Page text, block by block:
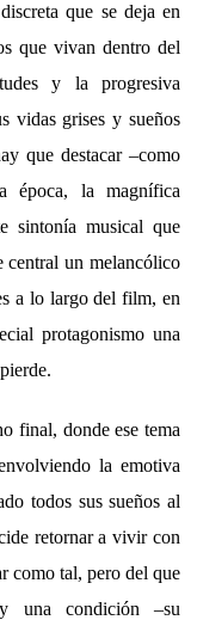
que se deja en
que vivan dentro del
y la progresiva
vidas grises y sueños
que destacar –como
época, la magnífica
sintonía musical que
un melancólico
a lo largo del film, en
protagonismo una
final, donde ese tema
la emotiva
todos sus sueños al
retornar a vivir con
como tal, pero del que
una condición –su